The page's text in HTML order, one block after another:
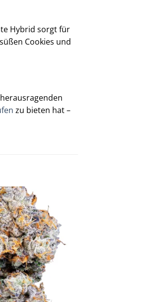
Hybrid sorgt für
Cookies und
zu bieten hat –